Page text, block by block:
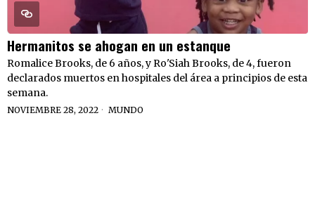
Hermanitos se ahogan en un estanque
Romalice Brooks, de 6 años, y Ro'Siah Brooks, de 4, fueron
declarados muertos en hospitales del área a principios de esta
semana.
NOVIEMBRE 28, 2022 MUNDO